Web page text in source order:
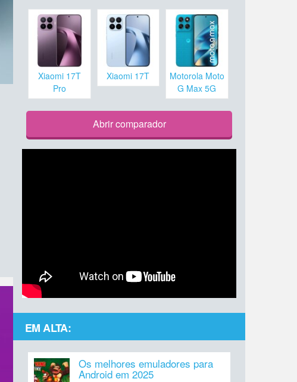
Xiaomi 17T
Pro
Xiaomi 17T
Motorola Moto
G Max 5G
Abrir comparador
EM ALTA:
Os melhores emuladores para
Android em 2025